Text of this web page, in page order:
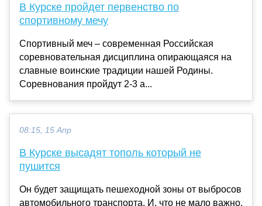
В Курске пройдет первенство по
спортивному мечу
Спортивный меч – современная Российская
соревновательная дисциплина опирающаяся на
славные воинские традиции нашей Родины.
Соревнования пройдут 2-3 а...
08:15, 15 Апр
В Курске высадят тополь который не
пушится
Он будет защищать пешеходной зоны от выбросов
автомобильного транспорта. И, что не мало важно,